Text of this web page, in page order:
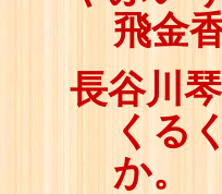
飛金
長谷川
くる
か。